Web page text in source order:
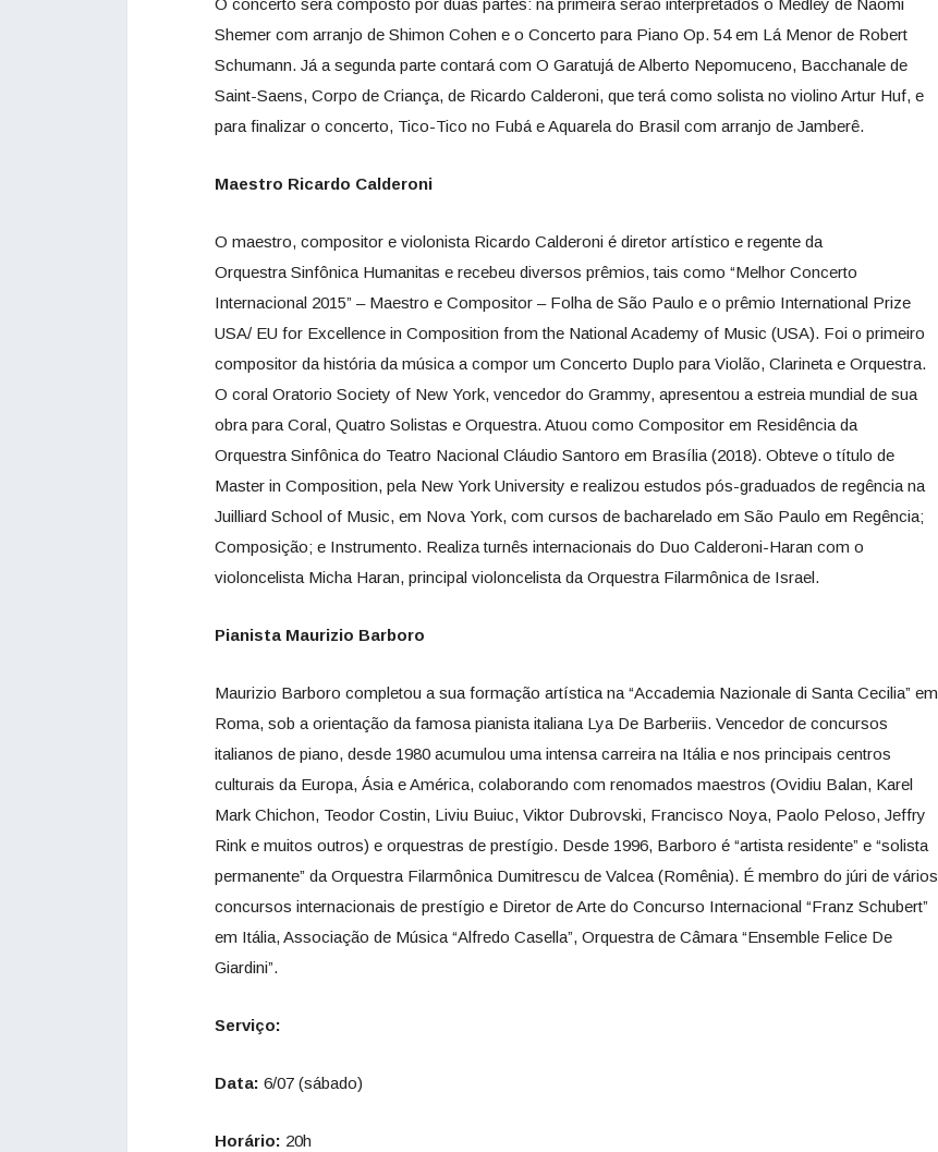
O concerto será composto por duas partes: na primeira serão interpretados o Medley de Naomi
Shemer com arranjo de Shimon Cohen e o Concerto para Piano Op. 54 em Lá Menor de Robert
Schumann. Já a segunda parte contará com O Garatujá de Alberto Nepomuceno, Bacchanale de
Saint-Saens, Corpo de Criança, de Ricardo Calderoni, que terá como solista no violino Artur Huf, e
para finalizar o concerto, Tico-Tico no Fubá e Aquarela do Brasil com arranjo de Jamberê.
Maestro Ricardo Calderoni
O maestro, compositor e violonista Ricardo Calderoni é diretor artístico e regente da
Orquestra Sinfônica Humanitas e recebeu diversos prêmios, tais como “Melhor Concerto
Internacional 2015” – Maestro e Compositor – Folha de São Paulo e o prêmio International Prize
USA/ EU for Excellence in Composition from the National Academy of Music (USA). Foi o primeiro
compositor da história da música a compor um Concerto Duplo para Violão, Clarineta e Orquestra.
O coral Oratorio Society of New York, vencedor do Grammy, apresentou a estreia mundial de sua
obra para Coral, Quatro Solistas e Orquestra. Atuou como Compositor em Residência da
Orquestra Sinfônica do Teatro Nacional Cláudio Santoro em Brasília (2018). Obteve o título de
Master in Composition, pela New York University e realizou estudos pós-graduados de regência na
Juilliard School of Music, em Nova York, com cursos de bacharelado em São Paulo em Regência;
Composição; e Instrumento. Realiza turnês internacionais do Duo Calderoni-Haran com o
violoncelista Micha Haran, principal violoncelista da Orquestra Filarmônica de Israel.
Pianista Maurizio Barboro
Maurizio Barboro completou a sua formação artística na “Accademia Nazionale di Santa Cecilia” em
Roma, sob a orientação da famosa pianista italiana Lya De Barberiis. Vencedor de concursos
italianos de piano, desde 1980 acumulou uma intensa carreira na Itália e nos principais centros
culturais da Europa, Ásia e América, colaborando com renomados maestros (Ovidiu Balan, Karel
Mark Chichon, Teodor Costin, Liviu Buiuc, Viktor Dubrovski, Francisco Noya, Paolo Peloso, Jeffry
Rink e muitos outros) e orquestras de prestígio. Desde 1996, Barboro é “artista residente” e “solista
permanente” da Orquestra Filarmônica Dumitrescu de Valcea (Romênia). É membro do júri de vários
concursos internacionais de prestígio e Diretor de Arte do Concurso Internacional “Franz Schubert”
em Itália, Associação de Música “Alfredo Casella”, Orquestra de Câmara “Ensemble Felice De
Giardini”.
Serviço:
Data: 6/07 (sábado)
Horário: 20h